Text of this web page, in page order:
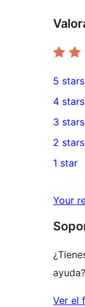
3
5-
star
reviews
5 stars
4-
star
reviews
4 stars
0
3-
star
3 stars
2-
2 stars
star
1 star
Your
ayuda?
Ver el